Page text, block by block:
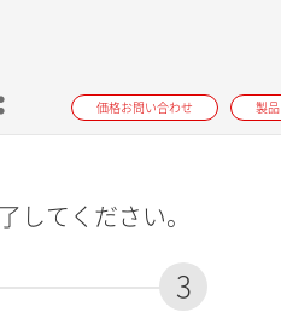
価格お問い合わせ 製
してください。
3